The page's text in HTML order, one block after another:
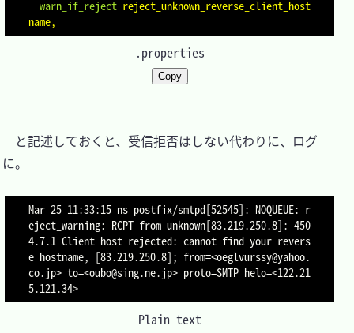
  warn_if_reject
reject_unknown_reverse_client_host
name,
.properties
Copy
と記述しておくと、受信拒否はしない代わりに、ログ
に。
Mar 25 11:33:15 ns postfix/smtpd[52545]: NOQUEUE: r
eject_warning: RCPT from unknown[83.219.250.8]: 450
4.7.1 Client host rejected: cannot find your revers
e hostname, [83.219.250.8]; from=<oeglvurssy@yahoo.
co.jp> to=<oubo@sing.ne.jp> proto=SMTP helo=<122.21
Plain text